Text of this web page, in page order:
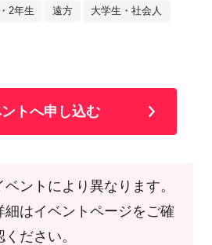
2年生 遠方 大学生・社会人
トへ申し込む
ベントにより異なります。
細はイベントページをご確
ください。